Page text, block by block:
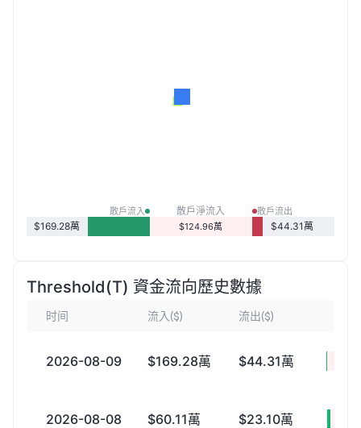
散戶流入
$169.28萬
散戶淨流入
$124.96萬
散戶流出
$44.31萬
Threshold(T) 資金流向歷史數據
时间 流入($) 流出($)
2026-08-09 $169.28萬 $44.31萬
2026-08-08 $60.11萬 $23.10萬